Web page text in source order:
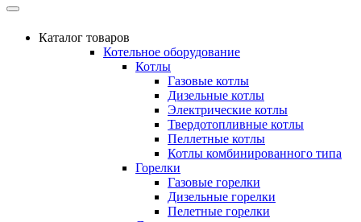
Каталог товаров
Котельное оборудование
Котлы
Газовые котлы
Дизельные котлы
Электрические котлы
Твердотопливные котлы
Пеллетные котлы
Котлы комбинированного типа
Горелки
Газовые горелки
Дизельные горелки
Пелетные горелки